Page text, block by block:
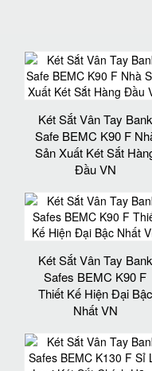
Két Sắt Vân Tay Bank
Safe BEMC K90 F
Sản Xuất Két Sắt
Đầu VN
Két Sắt Vân Tay Bank
Safes BEMC K90 F
Thiết Kế Hiện Đại Bậc
Nhất VN